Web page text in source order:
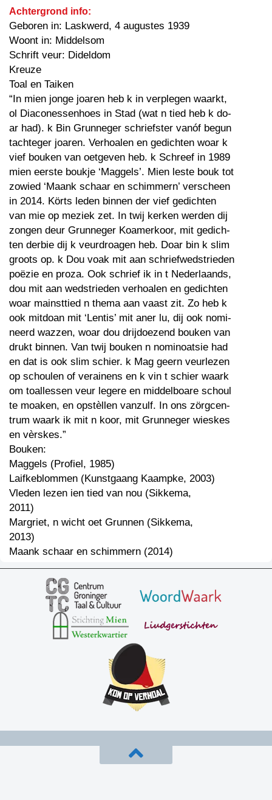
Achtergrond info:
Geboren in: Laskwerd, 4 augustes 1939
Woont in: Middelsom
Schrift veur: Dideldom
Kreuze
Toal en Taiken
“In mien jonge joaren heb k in verplegen waarkt,
ol Diaconessenhoes in Stad (wat n tied heb k do-
ar had). k Bin Grunneger schriefster vanóf begun
tachteger joaren. Verhoalen en gedichten woar k
vief bouken van oetgeven heb. k Schreef in 1989
mien eerste boukje ‘Maggels’. Mien leste bouk tot
zowied ‘Maank schaar en schimmern’ verscheen
in 2014. Körts leden binnen der vief gedichten
van mie op meziek zet. In twij kerken werden dij
zongen deur Grunneger Koamerkoor, mit gedich-
ten derbie dij k veurdroagen heb. Doar bin k slim
groots op. k Dou voak mit aan schriefwedstrieden
poëzie en proza. Ook schrief ik in t Nederlaands,
dou mit aan wedstrieden verhoalen en gedichten
woar mainsttied n thema aan vaast zit. Zo heb k
ook mitdoan mit ‘Lentis’ mit aner lu, dij ook nomi-
neerd wazzen, woar dou drijdoezend bouken van
drukt binnen. Van twij bouken n nominoatsie had
en dat is ook slim schier. k Mag geern veurlezen
op schoulen of verainens en k vin t schier waark
om toallessen veur legere en middelboare schoul
te moaken, en opstèllen vanzulf. In ons zörgcen-
trum waark ik mit n koor, mit Grunneger wieskes
en vèrskes.”
Bouken:
Maggels (Profiel, 1985)
Laifkeblommen (Kunstgaang Kaampke, 2003)
Vleden lezen ien tied van nou (Sikkema,
2011)
Margriet, n wicht oet Grunnen (Sikkema,
2013)
Maank schaar en schimmern (2014)